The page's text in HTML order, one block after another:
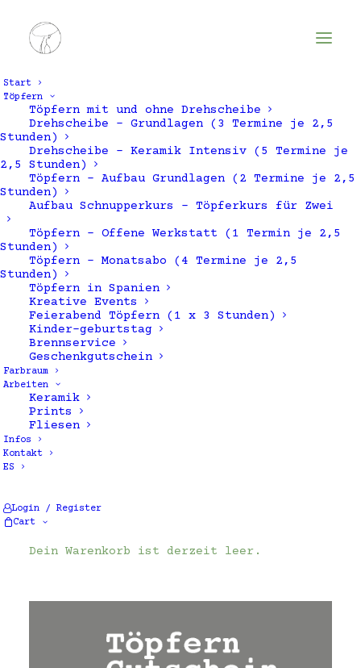
Start
Töpfern
Töpfern mit und ohne Drehscheibe
Drehscheibe – Grundlagen (3 Termine je 2,5
Stunden)
Drehscheibe – Keramik Intensiv (5 Termine je
2,5 Stunden)
Töpfern – Aufbau Grundlagen (2 Termine je 2,5
Stunden)
Aufbau Schnupperkurs – Töpferkurs für Zwei
Töpfern – Offene Werkstatt (1 Termin je 2,5
Stunden)
Töpfern – Monatsabo (4 Termine je 2,5
Stunden)
Töpfern in Spanien
Kreative Events
Feierabend Töpfern (1 x 3 Stunden)
Kinder-geburtstag
Brennservice
Geschenkgutschein
Farbraum
Arbeiten
Keramik
Prints
Fliesen
Infos
Kontakt
ES
Login / Register
Cart
Dein Warenkorb ist derzeit leer.
Keramik Gutschein für
Zwei